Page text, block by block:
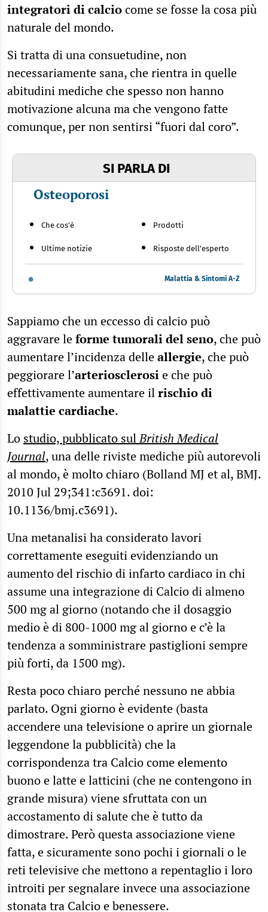
integratori di calciocome se fosse la cosa più
naturale del mondo.
Si tratta di una consuetudine, non
necessariamente sana, che rientra in quelle
abitudini mediche che spesso non hanno
motivazione alcuna ma che vengono fatte
comunque, per non sentirsi “fuori dal coro”.
SI PARLA DI
Osteoporosi
Che cos'è
Ultime notizie
Prodotti
Risposte dell'esperto
Malattia & Sintomi A-Z
Sappiamo che un eccesso di calcio può
aggravare leforme tumorali del seno, che può
aumentare l’incidenza delleallergie, che può
peggiorare l’arteriosclerosie che può
effettivamente aumentare ilrischio di
malattie cardiache.
Lo studio, pubblicato sulBritish Medical
Journal, una delle riviste mediche più autorevoli
al mondo, è molto chiaro (Bolland MJ et al, BMJ.
2010 Jul 29;341:c3691. doi:
10.1136/bmj.c3691).
Una metanalisi ha considerato lavori
correttamente eseguiti evidenziando un
aumento del rischio di infarto cardiaco in chi
assume una integrazione di Calcio di almeno
500 mg al giorno (notando che il dosaggio
medio è di 800-1000 mg al giorno e c’è la
tendenza a somministrare pastiglioni sempre
più forti, da 1500 mg).
Resta poco chiaro perché nessuno ne abbia
parlato. Ogni giorno è evidente (basta
accendere una televisione o aprire un giornale
leggendone la pubblicità) che la
corrispondenza tra Calcio come elemento
buono e latte e latticini (che ne contengono in
grande misura) viene sfruttata con un
accostamento di salute che è tutto da
dimostrare. Però questa associazione viene
fatta, e sicuramente sono pochi i giornali o le
reti televisive che mettono a repentaglio i loro
introiti per segnalare invece una associazione
stonata tra Calcio e benessere.